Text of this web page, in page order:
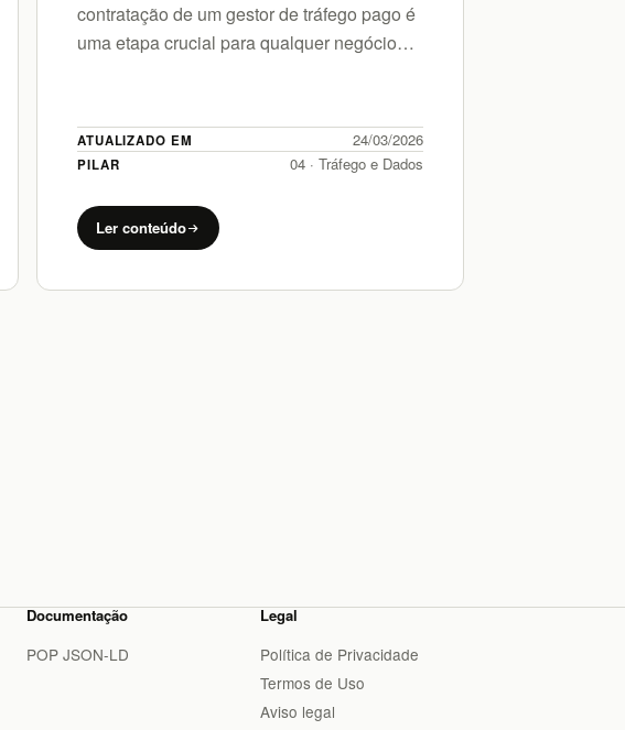
contratação de um gestor de tráfego pago é
uma etapa crucial para qualquer negócio
ATUALIZADO EM 24/03/2026
PILAR 04 · Tráfego e Dados
Ler conteúdo
Documentação
POP JSON-LD
Legal
Política de Privacidade
Termos de Uso
Aviso legal